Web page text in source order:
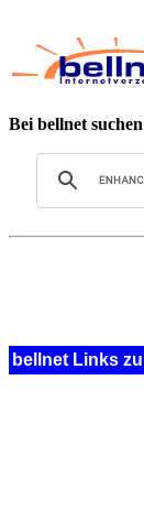
Bei bellnet
bellnet Links